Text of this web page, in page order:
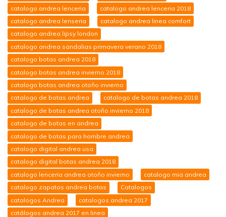
catalogo andrea lenceria
catalogo andrea lenceria 2018
catalogo andrea lenseria
catalogo andrea linea comfort
catalogo andrea lipsy london
catalogo andrea sandalias primavera verano 2018
catalogo botas andrea 2018
catalogo botas andrea invierno 2018
catalogo botas andrea otoño invierno
catalogo de botas andrea
catalogo de botas andrea 2018
catalogo de botas andrea otoño invierno 2018
catalogo de botas en andrea
catalogo de botas para hombre andrea
catalogo digital andrea usa
catalogo digital botas andrea 2018
catalogo lenceria andrea otoño invierno
catalogo mia andrea
catalogo zapatos andrea botas
Catalogos
catalogos Andrea
catalogos andrea 2017
catálogos andrea 2017 en linea